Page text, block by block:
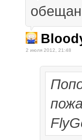
2 июля 2012, 21:48